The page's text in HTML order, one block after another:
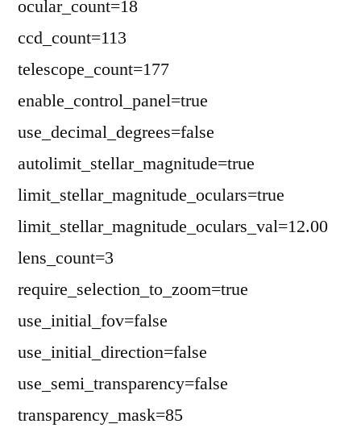
ocular_count=18
ccd_count=113
telescope_count=177
enable_control_panel=true
use_decimal_degrees=false
autolimit_stellar_magnitude=true
limit_stellar_magnitude_oculars=true
limit_stellar_magnitude_oculars_val=12.00
lens_count=3
require_selection_to_zoom=true
use_initial_fov=false
use_initial_direction=false
use_semi_transparency=false
transparency_mask=85